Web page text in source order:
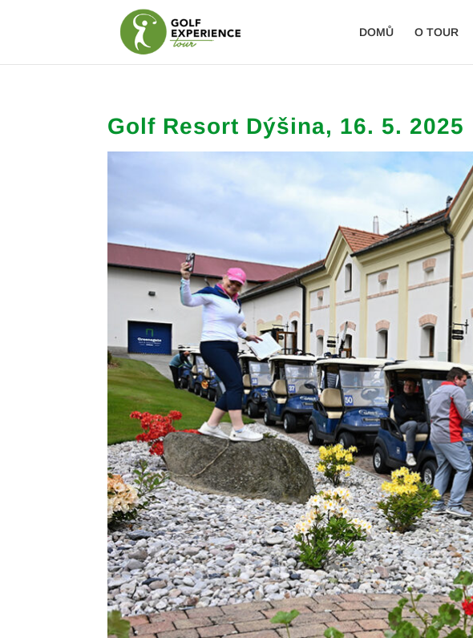
DOMŮ O TOUR
Golf Resort Dýšina, 16. 5. 2025